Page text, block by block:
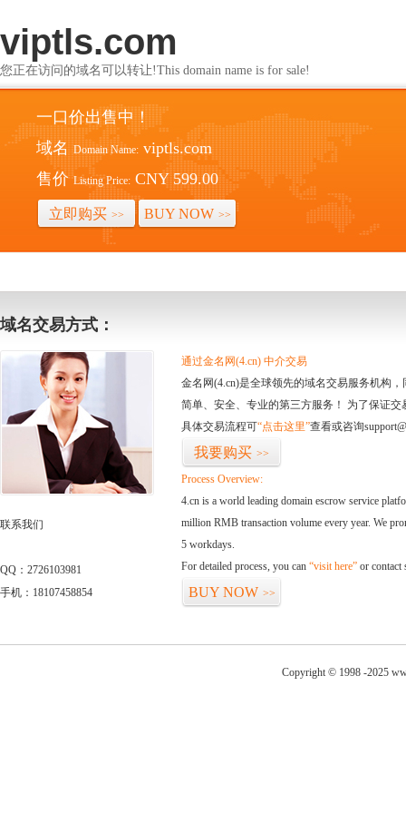
viptls.com
您正在访问的域名可以转让!This domain name is for sale!
一口价出售中！
域名 Domain Name: viptls.com
售价 Listing Price: CNY 599.00
立即购买 >> BUY NOW >>
域名交易方式：
联系我们
QQ：2726103981
手机：18107458854
通过金名网(4.cn) 中介交易
金名网(4.cn)是全球领先的域名交易服务机构
简单、安全、专业的第三方服务！ 为了保证
具体交易流程可“点击这里”查看或咨询
我要购买 >>
Process Overview:
4.cn is a world leading domain escrow service
million RMB transaction volume every year. We
5 workdays.
For detailed process, you can “visit here” or contact
BUY NOW >>
Copyright © 1998 -2025